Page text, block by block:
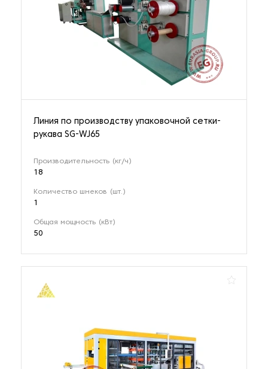
Линия по производству упаковочной сетки-
рукава SG-WJ65
Производительность (кг/ч)
18
Количество шнеков (шт.)
1
Общая мощность (кВт)
50